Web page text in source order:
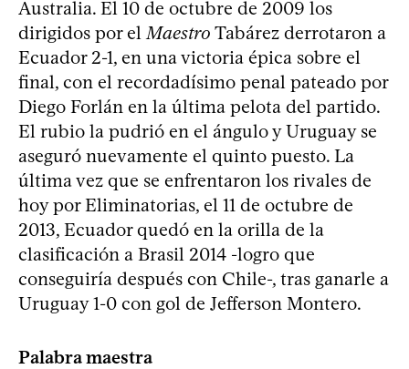
Australia. El 10 de octubre de 2009 los
dirigidos por el Maestro Tabárez derrotaron a
Ecuador 2-1, en una victoria épica sobre el
final, con el recordadísimo penal pateado por
Diego Forlán en la última pelota del partido.
El rubio la pudrió en el ángulo y Uruguay se
aseguró nuevamente el quinto puesto. La
última vez que se enfrentaron los rivales de
hoy por Eliminatorias, el 11 de octubre de
2013, Ecuador quedó en la orilla de la
clasificación a Brasil 2014 -logro que
conseguiría después con Chile-, tras ganarle a
Uruguay 1-0 con gol de Jefferson Montero.
Palabra maestra